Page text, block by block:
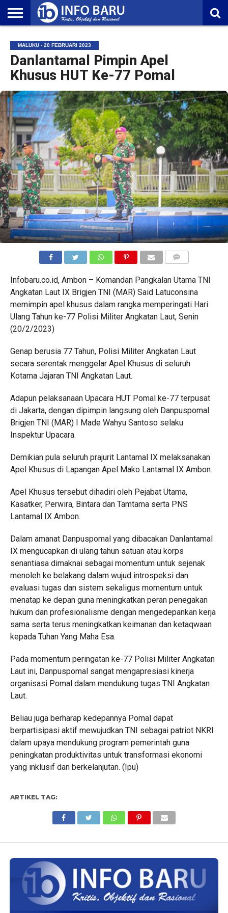
NASIONAL
AMBONIA
MALUKU
EKONOMI
POLITIK
OLAHRAGA
LIFESTYLE
REDAKSI
MALUKU - 20 FEBRUARI 2023
Danlantamal Pimpin Apel
Khusus HUT Ke-77 Pomal
Infobaru.co.id, Ambon – Komandan Pangkalan Utama TNI
Angkatan Laut IX Brigjen TNI (MAR) Said Latuconsina
memimpin apel khusus dalam rangka memperingati Hari
Ulang Tahun ke-77 Polisi Militer Angkatan Laut, Senin
(20/2/2023)
Genap berusia 77 Tahun, Polisi Militer Angkatan Laut
secara serentak menggelar Apel Khusus di seluruh
Kotama Jajaran TNI Angkatan Laut.
Adapun pelaksanaan Upacara HUT Pomal ke-77 terpusat
di Jakarta, dengan dipimpin langsung oleh Danpuspomal
Brigjen TNI (MAR) I Made Wahyu Santoso selaku
Inspektur Upacara.
Demikian pula seluruh prajurit Lantamal IX melaksanakan
Apel Khusus di Lapangan Apel Mako Lantamal IX Ambon.
Apel Khusus tersebut dihadiri oleh Pejabat Utama,
Kasatker, Perwira, Bintara dan Tamtama serta PNS
Lantamal IX Ambon.
Dalam amanat Danpuspomal yang dibacakan Danlantamal
IX mengucapkan di ulang tahun satuan atau korps
senantiasa dimaknai sebagai momentum untuk sejenak
menoleh ke belakang dalam wujud introspeksi dan
evaluasi tugas dan sistem sekaligus momentum untuk
menatap ke depan guna meningkatkan peran penegakan
hukum dan profesionalisme dengan mengedepankan kerja
sama serta terus meningkatkan keimanan dan ketaqwaan
kepada Tuhan Yang Maha Esa.
Pada momentum peringatan ke-77 Polisi Militer Angkatan
Laut ini, Danpuspomal sangat mengapresiasi kinerja
organisasi Pomal dalam mendukung tugas TNI Angkatan
Laut.
Beliau juga berharap kedepannya Pomal dapat
berpartisipasi aktif mewujudkan TNI sebagai patriot NKRI
dalam upaya mendukung program pemerintah guna
peningkatan produktivitas untuk transformasi ekonomi
yang inklusif dan berkelanjutan. (Ipu)
ARTIKEL TAG: